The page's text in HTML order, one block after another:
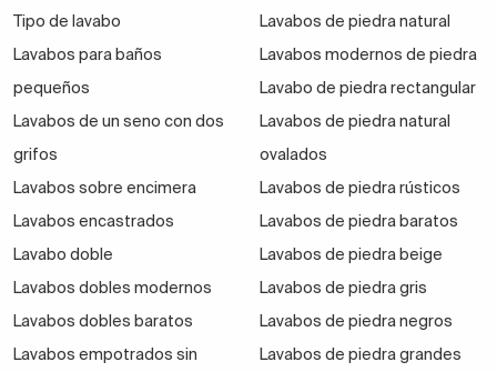
Tipo de lavabo
Lavabos para baños
pequeños
Lavabos de un seno con dos
grifos
Lavabos sobre encimera
Lavabos encastrados
Lavabo doble
Lavabos dobles modernos
Lavabos dobles baratos
Lavabos empotrados sin
Lavabos de piedra natural
Lavabos modernos de piedra
Lavabo de piedra rectangular
Lavabos de piedra natural
ovalados
Lavabos de piedra rústicos
Lavabos de piedra baratos
Lavabos de piedra beige
Lavabos de piedra gris
Lavabos de piedra negros
Lavabos de piedra grandes